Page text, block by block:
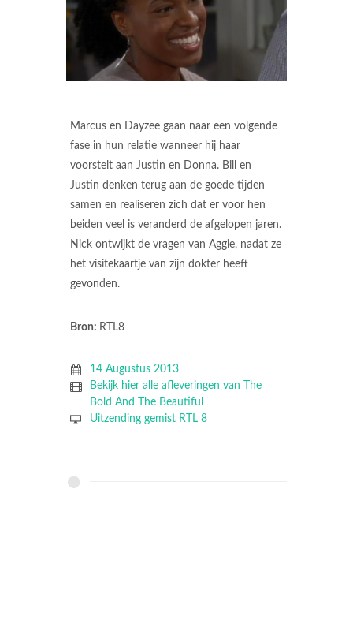
Marcus en Dayzee gaan naar een volgende
fase in hun relatie wanneer hij haar
voorstelt aan Justin en Donna. Bill en
Justin denken terug aan de goede tijden
samen en realiseren zich dat er voor hen
beiden veel is veranderd de afgelopen jaren.
Nick ontwijkt de vragen van Aggie, nadat ze
het visitekaartje van zijn dokter heeft
gevonden.
Bron: RTL8
14 Augustus 2013
Bekijk hier alle afleveringen van The
Bold And The Beautiful
Uitzending gemist RTL 8